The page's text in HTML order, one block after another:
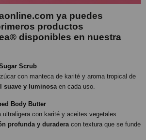
ya puedes
productos
disponibles en nuestra
Scrub
con manteca de karité y aroma tropical de
suave y luminosa en cada uso.
Body Butter
ultraligera con karité y aceites vegetales
profunda y duradera con textura que se funde